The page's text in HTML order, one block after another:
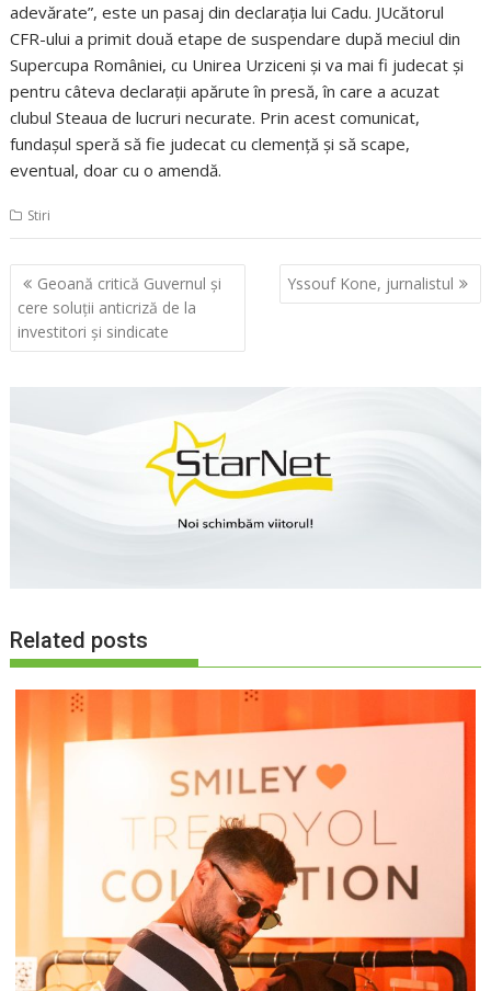
adevărate”, este un pasaj din declaraţia lui Cadu. JUcătorul
CFR-ului a primit două etape de suspendare după meciul din
Supercupa României, cu Unirea Urziceni şi va mai fi judecat şi
pentru câteva declaraţii apărute în presă, în care a acuzat
clubul Steaua de lucruri necurate. Prin acest comunicat,
fundaşul speră să fie judecat cu clemenţă şi să scape,
eventual, doar cu o amendă.
Stiri
Navigare
în
articole
Geoană critică Guvernul şi
cere soluţii anticriză de la
investitori şi sindicate
Yssouf Kone, jurnalistul
Related posts